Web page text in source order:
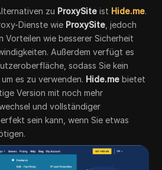
zu ProxySite ist Hide.me.
Dienste wie ProxySite , jedoch
Vorteilen wie besserer Sicherheit
Außerdem verfügt es
sodass Sie kein
es zu verwenden. Hide.me bietet
Version mit noch mehr
und vollständiger
sein kann, wenn Sie etwas